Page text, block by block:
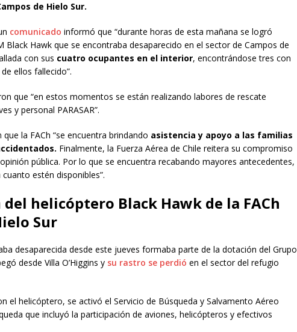
de Hielo Sur.
comunicado informó que “durante horas de esta mañana se logró
Black Hawk que se encontraba desaparecido en el sector de Campos de
con sus cuatro ocupantes en el interior, encontrándose tres con
ellos fallecido”.
que “en estos momentos se están realizando labores de rescate
y personal PARASAR”.
la FACh “se encuentra brindando asistencia y apoyo a las familias
Finalmente, la Fuerza Aérea de Chile reitera su compromiso
pública. Por lo que se encuentra recabando mayores antecedentes,
estén disponibles”.
helicóptero Black Hawk de la FACh
Sur
desaparecida desde este jueves formaba parte de la dotación del Grupo
desde Villa O’Higgins y su rastro se perdió en el sector del refugio
el helicóptero, se activó el Servicio de Búsqueda y Salvamento Aéreo
que incluyó la participación de aviones, helicópteros y efectivos